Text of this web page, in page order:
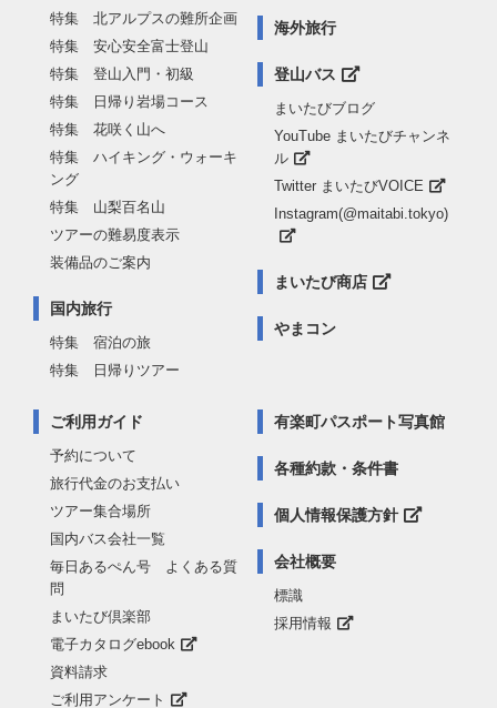
特集 北アルプスの難所企画
特集 安心安全富士登山
特集 登山入門・初級
特集 日帰り岩場コース
特集 花咲く山へ
特集 ハイキング・ウォーキ
ング
特集 山梨百名山
ツアーの難易度表示
装備品のご案内
国内旅行
特集 宿泊の旅
特集 日帰りツアー
海外旅行
登山バス
まいたびブログ
YouTube まいたびチャンネ
ル
Twitter まいたびVOICE
Instagram(@maitabi.tokyo)
まいたび商店
やまコン
ご利用ガイド
予約について
旅行代金のお支払い
ツアー集合場所
国内バス会社一覧
毎日あるぺん号 よくある質
問
まいたび倶楽部
電子カタログebook
資料請求
ご利用アンケート
有楽町パスポート写真館
各種約款・条件書
個人情報保護方針
会社概要
標識
採用情報